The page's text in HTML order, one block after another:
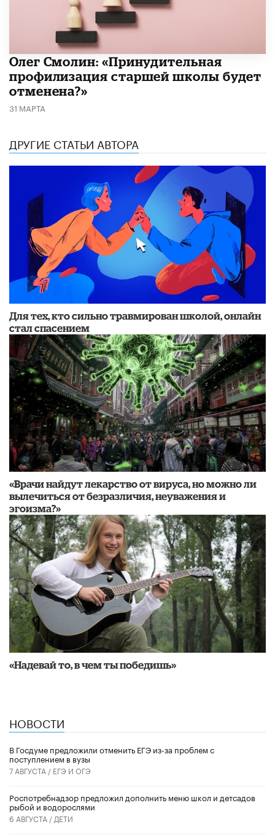
​Олег Смолин: «Принудительная
профилизация старшей школы будет
отменена?»
31 МАРТА
ДРУГИЕ СТАТЬИ АВТОРА
Для тех, кто сильно травмирован школой, онлайн
стал спасением
«Врачи найдут лекарство от вируса, но можно ли
вылечиться от безразличия, неуважения и
эгоизма?»
«Надевай то, в чем ты победишь»
НОВОСТИ
В Госдуме предложили отменить ЕГЭ из-за проблем с
поступлением в вузы
7 АВГУСТА / ЕГЭ И ОГЭ
Роспотребнадзор предложил дополнить меню школ и детсадов
рыбой и водорослями
6 АВГУСТА / ДЕТИ